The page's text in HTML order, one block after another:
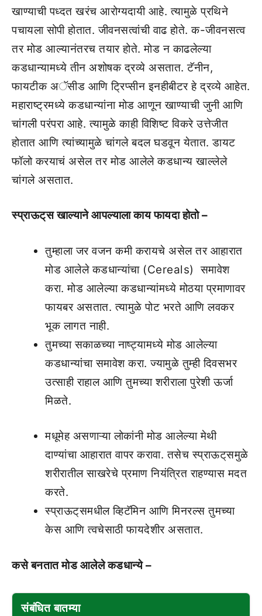
खाण्याची पध्दत खरंच आरोग्यदायी आहे. त्यामुळे प्रथिने
पचायला सोपी होतात. जीवनसत्वांची वाढ होते. क-जीवनसत्व
तर मोड आल्यानंतरच तयार होते. मोड न काढलेल्या
कडधान्यामध्ये तीन अशोषक द्रव्ये असतात. टॅनीन,
फायटीक अॅसीड आणि ट्रिप्सीन इनहीबीटर हे द्रव्ये आहेत.
महाराष्ट्रमध्ये कडधान्यांना मोड आणून खाण्याची जुनी आणि
चांगली परंपरा आहे. त्यामुळे काही विशिष्ट विकरे उत्तेजीत
होतात आणि त्यांच्यामुळे चांगले बदल घडवून येतात. डायट
फॉलो करयाचं असेल तर मोड आलेले कडधान्य खाल्लेले
चांगले असतात.
स्प्राऊट्‌स खाल्याने आपल्याला काय फायदा होतो –
तुम्हाला जर वजन कमी करायचे असेल तर आहारात
मोड आलेले कडधान्यांचा (Cereals) समावेश
करा. मोड आलेल्या कडधान्यांमध्ये मोठया प्रमाणावर
फायबर असतात. त्यामुळे पोट भरते आणि लवकर
भूक लागत नाही.
तुमच्या सकाळच्या नाष्ट्यामध्ये मोड आलेल्या
कडधान्यांचा समावेश करा. ज्यामुळे तुम्ही दिवसभर
उत्साही राहाल आणि तुमच्या शरीराला पुरेशी ऊर्जा
मिळते.
मधूमेह असणाऱ्या लोकांनी मोड आलेल्या मेथी
दाण्यांचा आहारात वापर करावा. तसेच स्प्राऊट्‌समुळे
शरीरातील साखरेचे प्रमाण नियंत्रित राहण्यास मदत
करते.
स्प्राऊट्‌समधील व्हिटॅमिन आणि मिनरल्स तुमच्या
केस आणि त्वचेसाठी फायदेशीर असतात.
कसे बनतात मोड आलेले कडधान्ये –
संबंधित बातम्या